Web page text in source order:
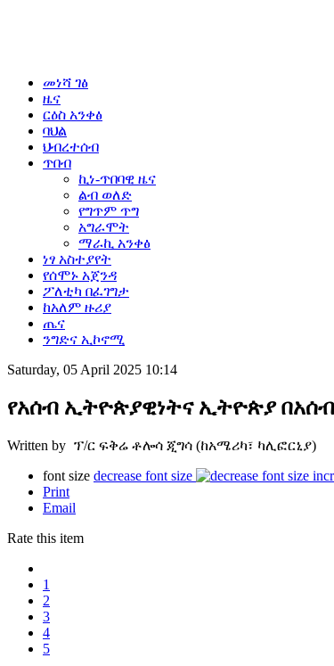
መነሻ ገፅ
ዜና
ርዕስ አንቀፅ
ባህል
ህብረተሰብ
ጥበብ
ኪነ-ጥበባዊ ዜና
ልብ ወለድ
የግጥም ጥግ
አግራሞት
ማራኪ አንቀፅ
ነፃ አስተያየት
የሰሞኑ አጀንዳ
ፖለቲካ በፈገግታ
ከአለም ዙሪያ
ጤና
ንግድና ኢኮኖሚ
Saturday, 05 April 2025 10:14
የአሰብ ኢትዮጵያዊነትና ኢትዮጵያ
Written by ፕ/ር ፍቅሬ ቶሎሳ ጂግሳ (ከአሜሪካ፣ ካሊፎርኒያ)
font size decrease font size
Print
Email
Rate this item
1
2
3
4
5